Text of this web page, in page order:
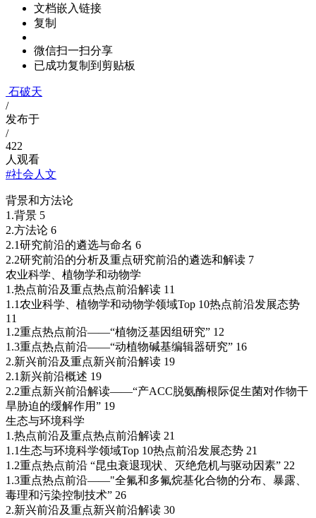
文档嵌入链接
复制
微信扫一扫分享
已成功复制到剪贴板
石破天
/
发布于
/
422
人观看
#社会人文
背景和方法论
1.背景 5
2.方法论 6
2.1研究前沿的遴选与命名 6
2.2研究前沿的分析及重点研究前沿的遴选和解读 7
农业科学、植物学和动物学
1.热点前沿及重点热点前沿解读 11
1.1农业科学、植物学和动物学领域Top 10热点前沿发展态势
11
1.2重点热点前沿——“植物泛基因组研究” 12
1.3重点热点前沿——“动植物碱基编辑器研究” 16
2.新兴前沿及重点新兴前沿解读 19
2.1新兴前沿概述 19
2.2重点新兴前沿解读——“产ACC脱氨酶根际促生菌对作物干
旱胁迫的缓解作用” 19
生态与环境科学
1.热点前沿及重点热点前沿解读 21
1.1生态与环境科学领域Top 10热点前沿发展态势 21
1.2重点热点前沿 “昆虫衰退现状、灭绝危机与驱动因素” 22
1.3重点热点前沿——"全氟和多氟烷基化合物的分布、暴露、
毒理和污染控制技术” 26
2.新兴前沿及重点新兴前沿解读 30